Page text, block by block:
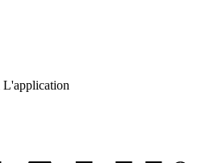
L'application